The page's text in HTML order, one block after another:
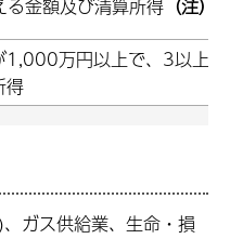
金額及び清算所得 （注）
1,000万円以上で、3以上
得
ガス供給業、生命・損